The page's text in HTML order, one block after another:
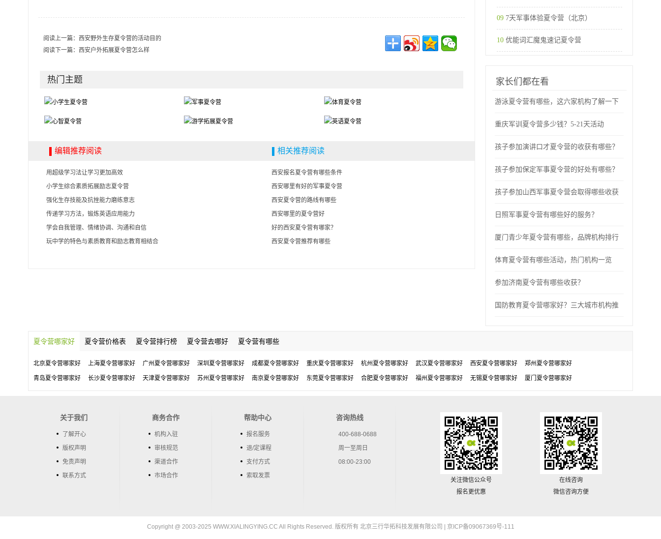
阅读上一篇： 西安野外生存夏令营的活动目的
阅读下一篇： 西安户外拓展夏令营怎么样
热门主题
编辑推荐阅读
用超级学习法让学习更加高效
小学生综合素质拓展励志夏令营
强化生存技能及抗挫能力磨练意志
传递学习方法，锻炼英语应用能力
学会自我管理、情绪协调、沟通和自信
玩中学的特色与素质教育和励志教育相结合
相关推荐阅读
西安报名夏令营有哪些条件
西安哪里有好的军事夏令营
西安夏令营的路线有哪些
西安哪里的夏令营好
好的西安夏令营有哪家？
西安夏令营推荐有哪些
09 7天军事体验夏令营（北京）
10 优能词汇魔鬼速记夏令营
家长们都在看
游泳夏令营有哪些，这六家机构了解一下
重庆军训夏令营多少钱？5-21天活动
孩子参加演讲口才夏令营的收获有哪些？
孩子参加保定军事夏令营的好处有哪些？
孩子参加山西军事夏令营会取得哪些收获
日照军事夏令营有哪些好的服务？
厦门青少年夏令营有哪些，品牌机构排行
体育夏令营有哪些活动，热门机构一览
参加济南夏令营有哪些收获？
国防教育夏令营哪家好？三大城市机构推
夏令营哪家好 夏令营价格表 夏令营排行榜 夏令营去哪好 夏令营有哪些
北京夏令营哪家好 上海夏令营哪家好 广州夏令营哪家好 深圳夏令营哪家好 成都夏令营哪家好 重庆夏令营哪家好 杭州夏令营哪家好 武汉夏令营哪家好 西安夏令营哪家好 郑州夏令营哪家好
青岛夏令营哪家好 长沙夏令营哪家好 天津夏令营哪家好 苏州夏令营哪家好 南京夏令营哪家好 东莞夏令营哪家好 合肥夏令营哪家好 福州夏令营哪家好 无锡夏令营哪家好 厦门夏令营哪家好
关于我们
了解开心
版权声明
免责声明
联系方式
商务合作
机构入驻
审核规范
渠道合作
市场合作
帮助中心
报名服务
退/定课程
支付方式
索取发票
咨询热线
400-688-0688
周一至周日
08:00-23:00
关注微信公众号
报名更优惠
在线咨询
微信咨询方便
Copyright @ 2003-2025 WWW.XIALINGYING.CC All Rights Reserved. 版权所有 北京三行华拓科技发展有限公司 | 京ICP备09067369号-111